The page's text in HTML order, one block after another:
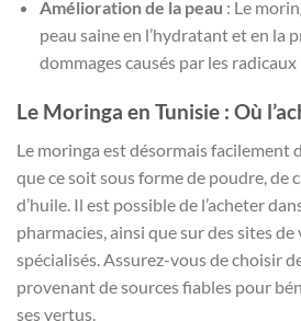
Amélioration de la peau : Le
peau saine en l’hydratant et en la
dommages causés par les radicaux
Le Moringa en Tunisie : Où
Le moringa est désormais facilement
que ce soit sous forme de poudre, de
d’huile. Il est possible de l’acheter
pharmacies, ainsi que sur des sites
spécialisés. Assurez-vous de choisir
provenant de sources fiables pour
ses vertus.